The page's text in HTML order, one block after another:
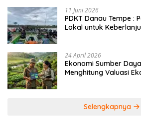
11 Juni 2026
PDKT Danau Tempe :
Lokal untuk
24 April 2026
Ekonomi Sumber
Menghitung Valuasi
Selengkapnya